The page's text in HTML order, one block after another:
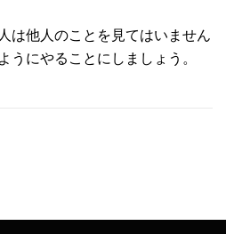
は他人のことを見てはいません
にやることにしましょう。